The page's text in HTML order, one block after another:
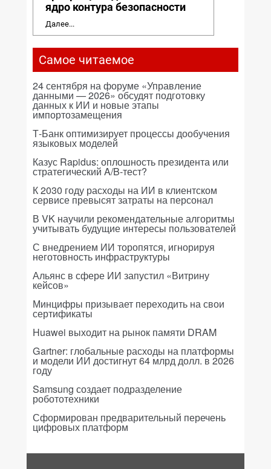
ядро контура безопасности
Далее...
Самое читаемое
24 сентября на форуме «Управление
данными — 2026» обсудят подготовку
данных к ИИ и новые этапы
импортозамещения
Т-Банк оптимизирует процессы дообучения
языковых моделей
Казус Rapidus: оплошность президента или
стратегический A/B-тест?
К 2030 году расходы на ИИ в клиентском
сервисе превысят затраты на персонал
В VK научили рекомендательные алгоритмы
учитывать будущие интересы пользователей
С внедрением ИИ торопятся, игнорируя
неготовность инфраструктуры
Альянс в сфере ИИ запустил «Витрину
кейсов»
Минцифры призывает переходить на свои
сертификаты
Huawei выходит на рынок памяти DRAM
Gartner: глобальные расходы на платформы
и модели ИИ достигнут 64 млрд долл. в 2026
году
Samsung создает подразделение
робототехники
Сформирован предварительный перечень
цифровых платформ